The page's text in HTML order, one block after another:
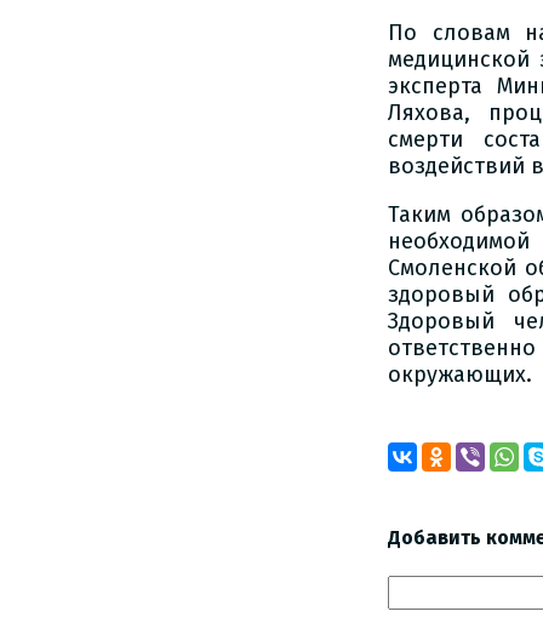
По словам
медицинской
эксперта
Ляхова,
смерти
воздействий
Таким
Смоленской
здоровый
Здоровый
окружающих.
Добавить